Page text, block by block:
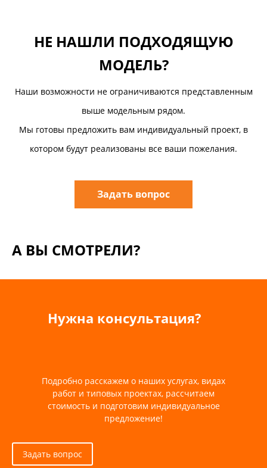
НЕ НАШЛИ ПОДХОДЯЩУЮ
МОДЕЛЬ?
Наши возможности не ограничиваются представленным
выше модельным рядом.
Мы готовы предложить вам индивидуальный проект, в
котором будут реализованы все ваши пожелания.
Задать вопрос
А ВЫ СМОТРЕЛИ?
Нужна консультация?
Подробно расскажем о наших услугах, видах
работ и типовых проектах, рассчитаем
стоимость и подготовим индивидуальное
предложение!
Задать вопрос